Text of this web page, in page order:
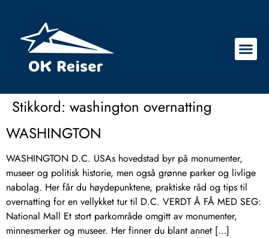
Stikkord: washington overnatting
WASHINGTON
WASHINGTON D.C. USAs hovedstad byr på monumenter,
museer og politisk historie, men også grønne parker og livlige
nabolag. Her får du høydepunktene, praktiske råd og tips til
overnatting for en vellykket tur til D.C. VERDT Å FÅ MED SEG:
National Mall Et stort parkområde omgitt av monumenter,
minnesmerker og museer. Her finner du blant annet […]